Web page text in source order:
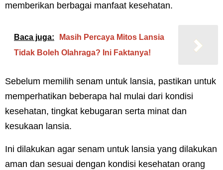
memberikan berbagai manfaat kesehatan.
Baca juga:
Masih Percaya Mitos Lansia
Tidak Boleh Olahraga? Ini Faktanya!
Sebelum memilih senam untuk lansia, pastikan untuk
memperhatikan beberapa hal mulai dari kondisi
kesehatan, tingkat kebugaran serta minat dan
kesukaan lansia.
Ini dilakukan agar senam untuk lansia yang dilakukan
aman dan sesuai dengan kondisi kesehatan orang